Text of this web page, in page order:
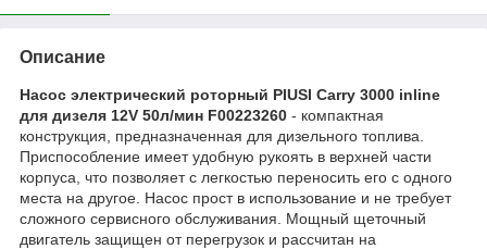
Описание
Насос электрический роторный PIUSI Carry 3000 inline
для дизеля 12V 50л/мин F00223260 - компактная
конструкция, предназначенная для дизельного топлива.
Приспособление имеет удобную рукоять в верхней части
корпуса, что позволяет с легкостью переносить его с одного
места на другое. Насос прост в использование и не требует
сложного сервисного обслуживания. Мощный щеточный
двигатель защищен от перегрузок и рассчитан на